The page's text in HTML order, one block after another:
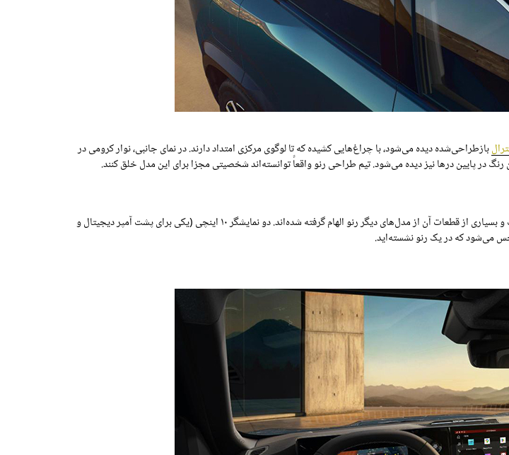
بازطراحی‌شده دیده می‌شود، با چراغ‌هایی کشیده که تا لوگوی مرکزی امتداد دارند. در نمای جانبی، نوار کرومی در
در پایین درها نیز دیده می‌شود. تیم طراحی رنو واقعاً توانسته‌اند شخصیتی مجزا برای این مدل خلق کنند.
در داخل کابین، تغییرات حتی چشمگیرتر هستند. داشبورد این خودرو فقط تا حدی مشابه بیگستر است و بسیاری از قطعات آن از مدل‌های دیگر رنو الهام گرفته شده‌اند. دو نمایشگر ۱۰ اینچی (یکی برای پشت آمپر دیجیتال و